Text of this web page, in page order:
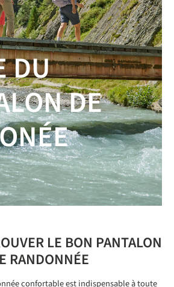
DU
DE
LE BON PANTALON
RANDONNÉE
confortable est indispensable à toute